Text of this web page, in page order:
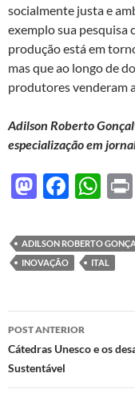
socialmente justa e
exemplo sua pesquisa
produção está em
mas que ao longo de
produtores venderam
Adilson Roberto
especialização em
M
to
d
n
F
e
b
o
k
W
at
s
p
p
ADILSON ROBERTO
INOVAÇÃO
ITAL
Navegação
de
posts
POST ANTERIOR
Cátedras Unesco e os
Sustentável